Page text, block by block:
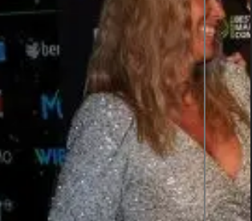
SVERIGES
TOPP 2
BÄSTA
2025